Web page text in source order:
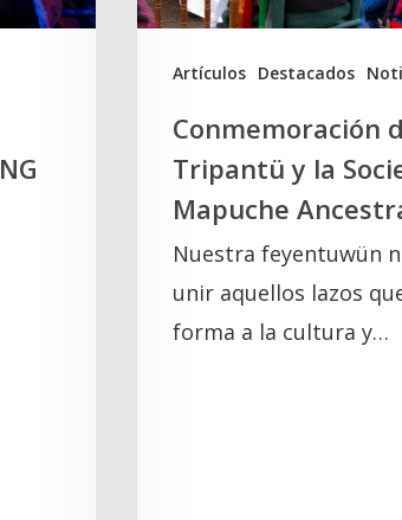
Artículos Destacados
Mapuche
Ancestral
Conmemoración
Tripantü y la
Mapuche
Nuestra feyentuwün
unir aquellos lazos
forma a la cultura y…